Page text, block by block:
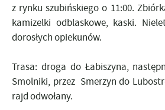
z rynku szubińskiego o 11:00.
kamizelki odblaskowe, kaski.
dorosłych opiekunów.
Trasa: droga do Łabiszyna,
Smolniki, przez Smerzyn do
rajd odwołany.